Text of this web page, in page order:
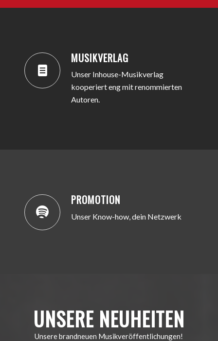
MUSIKVERLAG
Unser Inhouse-Musikverlag
kooperiert eng mit renommierten
Autoren.
PROMOTION
Unser Know-how, dein Netzwerk
UNSERE NEUHEITEN
Unsere brandneuen Musikveröffentlichungen!